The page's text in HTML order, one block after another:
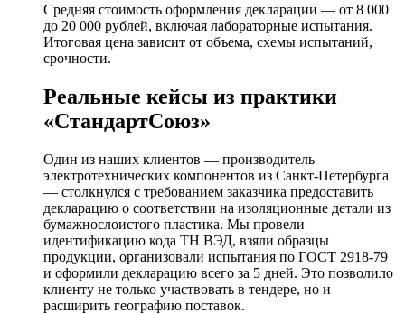
Средняя стоимость оформления декларации — от 8 000
до 20 000 рублей, включая лабораторные испытания.
Итоговая цена зависит от объема, схемы испытаний,
срочности.
Реальные кейсы из практики
«СтандартСоюз»
Один из наших клиентов — производитель
электротехнических компонентов из Санкт-Петербурга
— столкнулся с требованием заказчика предоставить
декларацию о соответствии на изоляционные детали из
бумажнослоистого пластика. Мы провели
идентификацию кода ТН ВЭД, взяли образцы
продукции, организовали испытания по ГОСТ 2918-79
и оформили декларацию всего за 5 дней. Это позволило
клиенту не только участвовать в тендере, но и
расширить географию поставок.